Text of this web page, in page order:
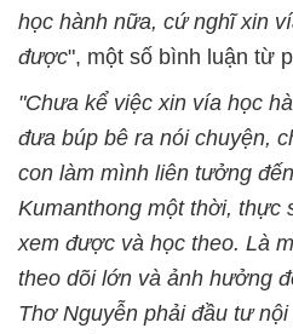
học hành nữa, cứ nghĩ xin
được", một số bình luận từ
"Chưa kể việc xin vía học
đưa búp bê ra nói chuyện,
con làm mình liên tưởng
Kumanthong một thời, thực
xem được và học theo. Là
theo dõi lớn và ảnh hưởng
Thơ Nguyễn phải đầu tư